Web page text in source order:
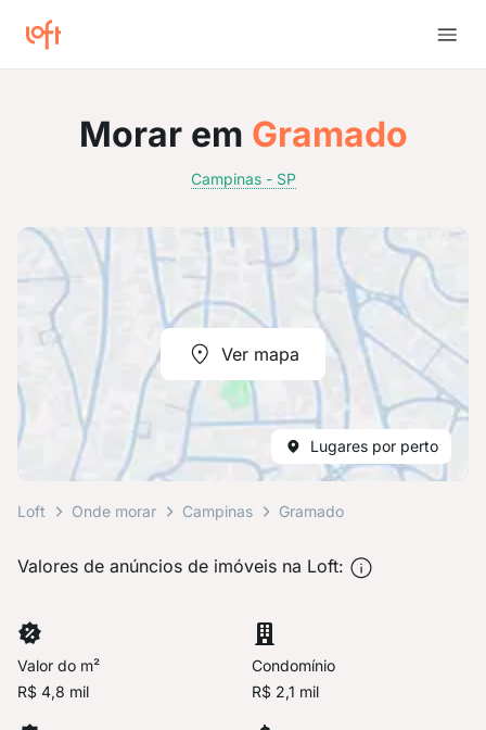
Morar em Gramado
Campinas - SP
Ver mapa
Lugares por perto
Loft Onde morar Campinas Gramado
Valores de anúncios de imóveis na Loft:
Valor do m²
R$ 4,8 mil
Condomínio
R$ 2,1 mil